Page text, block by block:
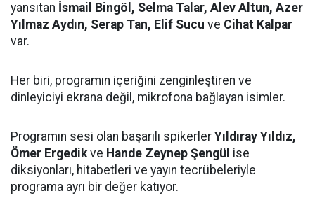
yansıtan İsmail Bingöl, Selma Talar, Alev Altun, Azer
Yılmaz Aydın, Serap Tan, Elif Sucu ve Cihat Kalpar
var.
Her biri, programın içeriğini zenginleştiren ve
dinleyiciyi ekrana değil, mikrofona bağlayan isimler.
Programın sesi olan başarılı spikerler Yıldıray Yıldız,
Ömer Ergedikve Hande Zeynep Şengül ise
diksiyonları, hitabetleri ve yayın tecrübeleriyle
programa ayrı bir değer katıyor.